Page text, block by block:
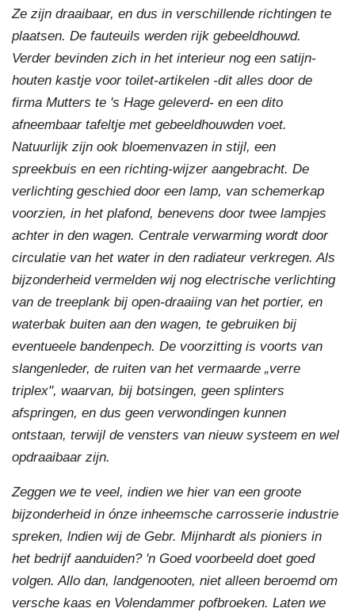
Ze zijn draaibaar, en dus in verschillende richtingen te
plaatsen. De fauteuils werden rijk gebeeldhouwd.
Verder bevinden zich in het interieur nog een satijn-
houten kastje voor toilet-artikelen -dit alles door de
firma Mutters te 's Hage geleverd- en een dito
afneembaar tafeltje met gebeeldhouwden voet.
Natuurlijk zijn ook bloemenvazen in stijl, een
spreekbuis en een richting-wijzer aangebracht. De
verlichting geschied door een lamp, van schemerkap
voorzien, in het plafond, benevens door twee lampjes
achter in den wagen. Centrale verwarming wordt door
circulatie van het water in den radiateur verkregen. Als
bijzonderheid vermelden wij nog electrische verlichting
van de treeplank bij open-draaiing van het portier, en
waterbak buiten aan den wagen, te gebruiken bij
eventueele bandenpech. De voorzitting is voorts van
slangenleder, de ruiten van het vermaarde „verre
triplex", waarvan, bij botsingen, geen splinters
afspringen, en dus geen verwondingen kunnen
ontstaan, terwijl de vensters van nieuw systeem en wel
opdraaibaar zijn.
Zeggen we te veel, indien we hier van een groote
bijzonderheid in ónze inheemsche carrosserie industrie
spreken, lndien wij de Gebr. Mijnhardt als pioniers in
het bedrijf aanduiden? 'n Goed voorbeeld doet goed
volgen. Allo dan, landgenooten, niet alleen beroemd om
versche kaas en Volendammer pofbroeken. Laten we